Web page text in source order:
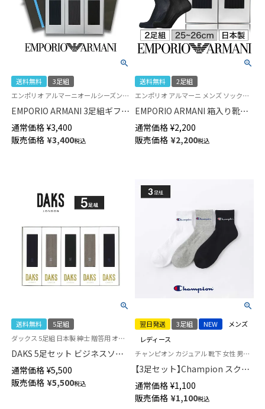
送料無料
3足組
エンポリオ アルマーニオールシーズン用 紳士 靴下 包装済 giftset ギフトセット
EMPORIO ARMANI 3足組ギフト
セット 手提げ紙袋付き Dress リ
ブ ビジネスソックス クルー丈
メンズ 02492041（EA-3P-RB）
通常価格 ¥3,400
販売価格 ¥3,400税込
送料無料
2足組
エンポリオ アルマーニ メンズ ソックス 箱 セット ご贈答用
EMPORIO ARMANI 箱入り靴下2
足 ギフトセット オールシーズ
ン用 Dress リブ クルー丈 メン
ズ 02492038（EA-2p） giftset
通常価格 ¥2,200
販売価格 ¥2,200税込
送料無料
5足組
ダックス 5足組 日本製 紳士 贈答用 オールシーズン用 靴下
DAKS 5足セット ビジネスソッ
クス 包装済ギフトセット 綿
100％ クルー丈 メンズ
02534009（DA-50）giftset
通常価格 ¥5,500
販売価格 ¥5,500税込
翌日発送 3足組 NEW
メンズ
レディース
チャンピオン カジュアル 靴下 女性 男性 ユニセックス
【3足セット】Champion スクリ
プトロゴ 消臭糸使用 足底パイ
ル アーチサポート ショート丈
ソックス メンズ レディース
通常価格 ¥1,100
販売価格 ¥1,100税込